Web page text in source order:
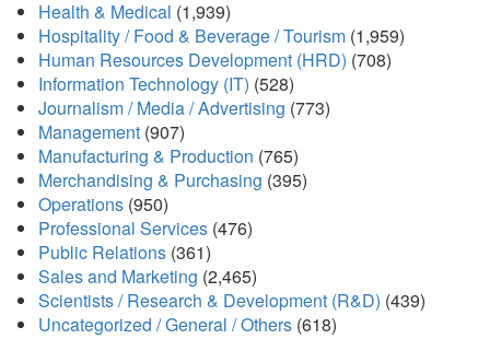
Health & Medical (1,939)
Hospitality / Food & Beverage / Tourism (1,959)
Human Resources Development (HRD) (708)
Information Technology (IT) (528)
Journalism / Media / Advertising (773)
Management (907)
Manufacturing & Production (765)
Merchandising & Purchasing (395)
Operations (950)
Professional Services (476)
Public Relations (361)
Sales and Marketing (2,465)
Scientists / Research & Development (R&D) (439)
Uncategorized / General / Others (618)